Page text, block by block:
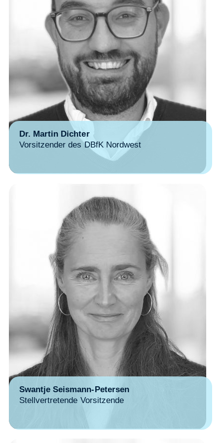
Dr. Martin Dichter
Vorsitzender des DBfK Nordwest
Swantje Seismann-Petersen
Stellvertretende Vorsitzende